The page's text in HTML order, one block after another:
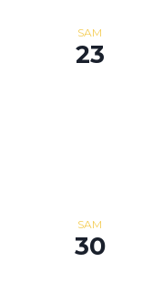
SAM
23
SAM
30